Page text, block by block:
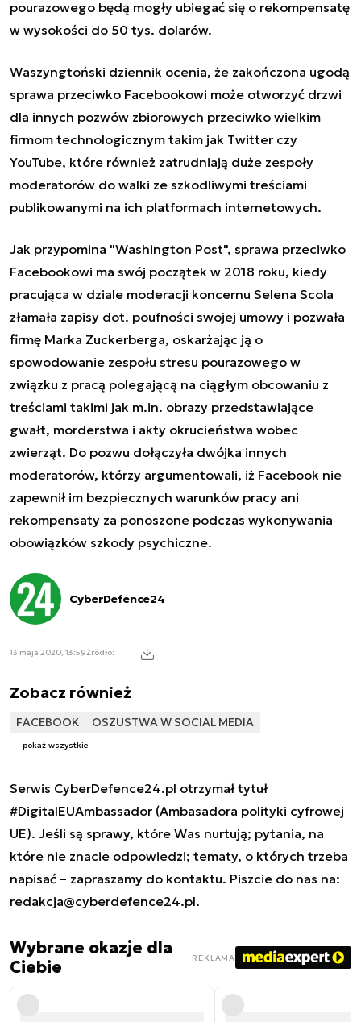
pourazowego będą mogły ubiegać się o rekompensatę
w wysokości do 50 tys. dolarów.
Waszyngtoński dziennik ocenia, że zakończona ugodą
sprawa przeciwko Facebookowi może otworzyć drzwi
dla innych pozwów zbiorowych przeciwko wielkim
firmom technologicznym takim jak Twitter czy
YouTube, które również zatrudniają duże zespoły
moderatorów do walki ze szkodliwymi treściami
publikowanymi na ich platformach internetowych.
Jak przypomina "Washington Post", sprawa przeciwko
Facebookowi ma swój początek w 2018 roku, kiedy
pracująca w dziale moderacji koncernu Selena Scola
złamała zapisy dot. poufności swojej umowy i pozwała
firmę Marka Zuckerberga, oskarżając ją o
spowodowanie zespołu stresu pourazowego w
związku z pracą polegającą na ciągłym obcowaniu z
treściami takimi jak m.in. obrazy przedstawiające
gwałt, morderstwa i akty okrucieństwa wobec
zwierząt. Do pozwu dołączyła dwójka innych
moderatorów, którzy argumentowali, iż Facebook nie
zapewnił im bezpiecznych warunków pracy ani
rekompensaty za ponoszone podczas wykonywania
obowiązków szkody psychiczne.
CyberDefence24
13 maja 2020, 13:59Źródło:
Zobacz również
FACEBOOK OSZUSTWA W SOCIAL MEDIA
pokaż wszystkie
Serwis CyberDefence24.pl otrzymał tytuł
#DigitalEUAmbassador (Ambasadora polityki cyfrowej
UE). Jeśli są sprawy, które Was nurtują; pytania, na
które nie znacie odpowiedzi; tematy, o których trzeba
napisać – zapraszamy do kontaktu. Piszcie do nas na:
redakcja@cyberdefence24.pl.
Wybrane okazje dla
Ciebie
REKLAMA